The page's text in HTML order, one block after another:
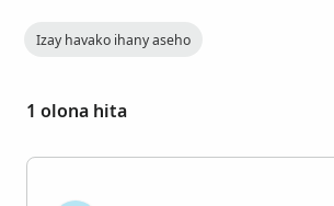
Izay havako ihany aseho
1 olona hita